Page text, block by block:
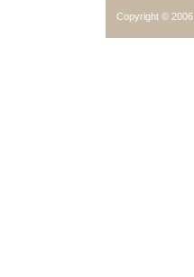
Copyright © 2006